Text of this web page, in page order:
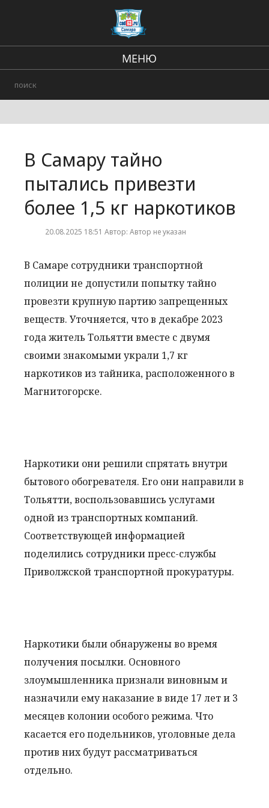
МЕНЮ
Городские события
В Самару тайно
пытались привезти
более 1,5 кг наркотиков
20.08.2025 18:51 Автор: Автор не указан
В Самаре сотрудники транспортной
полиции не допустили попытку тайно
провезти крупную партию запрещенных
веществ. Уточняется, что в декабре 2023
года житель Тольятти вместе с двумя
своими знакомыми украли 1,7 кг
наркотиков из тайника, расположенного в
Магнитогорске.
Наркотики они решили спрятать внутри
бытового обогревателя. Его они направили в
Тольятти, воспользовавшись услугами
одной из транспортных компаний.
Соответствующей информацией
поделились сотрудники пресс-службы
Приволжской транспортной прокуратуры.
Наркотики были обнаружены во время
получения посылки. Основного
злоумышленника признали виновным и
назначили ему наказание в виде 17 лет и 3
месяцев колонии особого режима. Что
касается его подельников, уголовные дела
против них будут рассматриваться
отдельно.